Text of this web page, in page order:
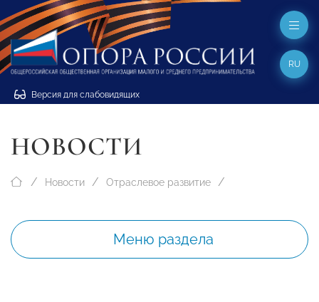
Версия для слабовидящих
RU
НОВОСТИ
Новости Отраслевое развитие
Меню раздела